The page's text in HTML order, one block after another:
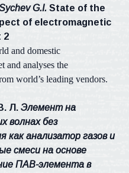
G.I. State of the
of electromagnetic
2
and domestic
and analyses the
world’s leading vendors.
Л. Элемент на
волнах без
как анализатор газов и
смеси на основе
ПАВ-элемента в